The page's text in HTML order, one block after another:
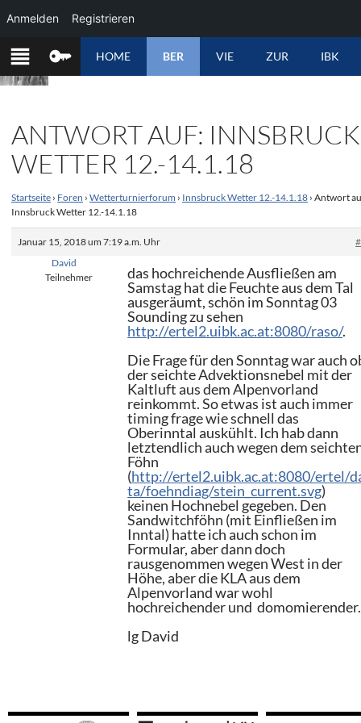
ZUM
INHALT
SPRINGEN
HOME BER VIE ZUR IBK
ANTWORT AUF: INNSBRUCK
WETTER 12.-14.1.18
Startseite › Foren › Wetterturnierforum › Innsbruck Wetter 12.-14.1.18 › Antwort
Innsbruck Wetter 12.-14.1.18
Januar 15, 2018 um 7:19 a.m. Uhr
David
Teilnehmer
das hochreichende Ausfließen am
Samstag hat die Feuchte aus dem Tal
ausgeräumt, schön im Sonntag 03
Sounding zu sehen
http://ertel2.uibk.ac.at:8080/raso/.
Die Frage für den Sonntag war auch
der seichte Advektionsnebel mit der
Kaltluft aus dem Alpenvorland
reinkommt. So etwas ist auch immer
timing frage wie schnell das
Oberinntal auskühlt. Ich hab dann
letztendlich auch wegen dem
Föhn
(http://ertel2.uibk.ac.at:8080/ertel/
ta/foehndiag/stein_current.svg)
keinen Hochnebel gegeben. Den
Sandwitchföhn (mit Einfließen im
Inntal) hatte ich auch schon im
Formular, aber dann doch
rausgenommen wegen West in der
Höhe, aber die KLA aus dem
Alpenvorland war wohl
hochreichender und domomierender.
lg David
Anmelden Registrieren